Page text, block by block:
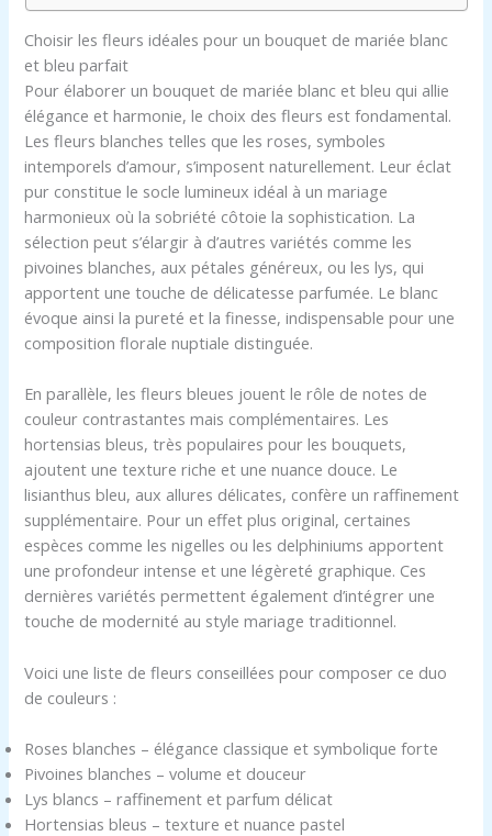
Choisir les fleurs idéales pour un bouquet de mariée blanc
et bleu parfait
Pour élaborer un bouquet de mariée blanc et bleu qui allie
élégance et harmonie, le choix des fleurs est fondamental.
Les fleurs blanches telles que les roses, symboles
intemporels d’amour, s’imposent naturellement. Leur éclat
pur constitue le socle lumineux idéal à un mariage
harmonieux où la sobriété côtoie la sophistication. La
sélection peut s’élargir à d’autres variétés comme les
pivoines blanches, aux pétales généreux, ou les lys, qui
apportent une touche de délicatesse parfumée. Le blanc
évoque ainsi la pureté et la finesse, indispensable pour une
composition florale nuptiale distinguée.
En parallèle, les fleurs bleues jouent le rôle de notes de
couleur contrastantes mais complémentaires. Les
hortensias bleus, très populaires pour les bouquets,
ajoutent une texture riche et une nuance douce. Le
lisianthus bleu, aux allures délicates, confère un raffinement
supplémentaire. Pour un effet plus original, certaines
espèces comme les nigelles ou les delphiniums apportent
une profondeur intense et une légèreté graphique. Ces
dernières variétés permettent également d’intégrer une
touche de modernité au style mariage traditionnel.
Voici une liste de fleurs conseillées pour composer ce duo
de couleurs :
Roses blanches – élégance classique et symbolique forte
Pivoines blanches – volume et douceur
Lys blancs – raffinement et parfum délicat
Hortensias bleus – texture et nuance pastel